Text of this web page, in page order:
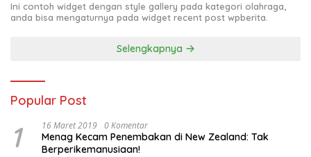
Ini contoh widget dengan style gallery pada kategori olahraga,
anda bisa mengaturnya pada widget recent post wpberita.
Selengkapnya
Popular Post
1 16 Maret 2019 0 Komentar
Menag Kecam Penembakan di New Zealand: Tak
Berperikemanusiaan!